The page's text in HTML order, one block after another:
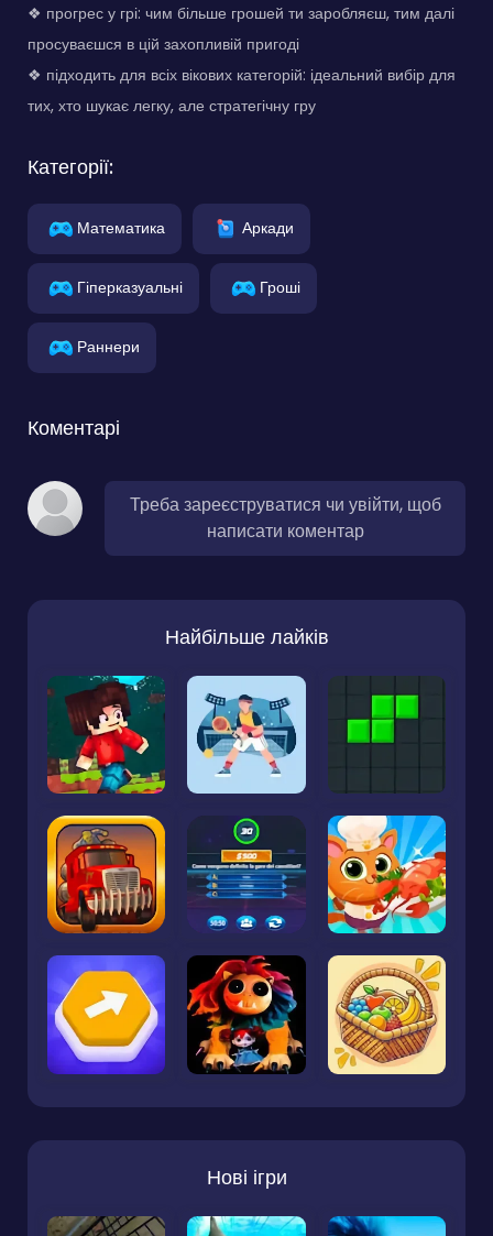
❖ прогрес у грі: чим більше грошей ти заробляєш, тим далі
просуваєшся в цій захопливій пригоді
❖ підходить для всіх вікових категорій: ідеальний вибір для
тих, хто шукає легку, але стратегічну гру
Категорії:
Математика Аркади
Гіперказуальні Гроші
Раннери
Коментарі
Треба зареєструватися чи увійти, щоб
написати коментар
Найбільше лайків
Нові ігри